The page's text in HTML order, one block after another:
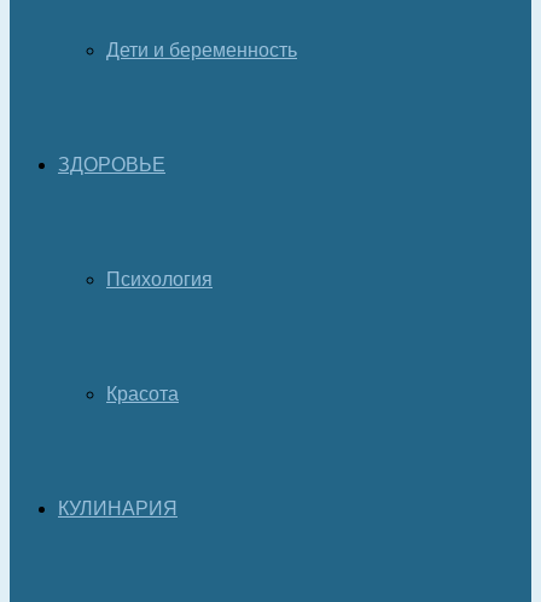
Дети и беременность
ЗДОРОВЬЕ
Психология
Красота
КУЛИНАРИЯ